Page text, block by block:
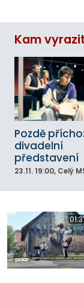
Kam
Pozdě
divadelní
představení
23.11. 19:00, Celý